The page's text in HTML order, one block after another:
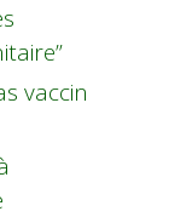
vaccin